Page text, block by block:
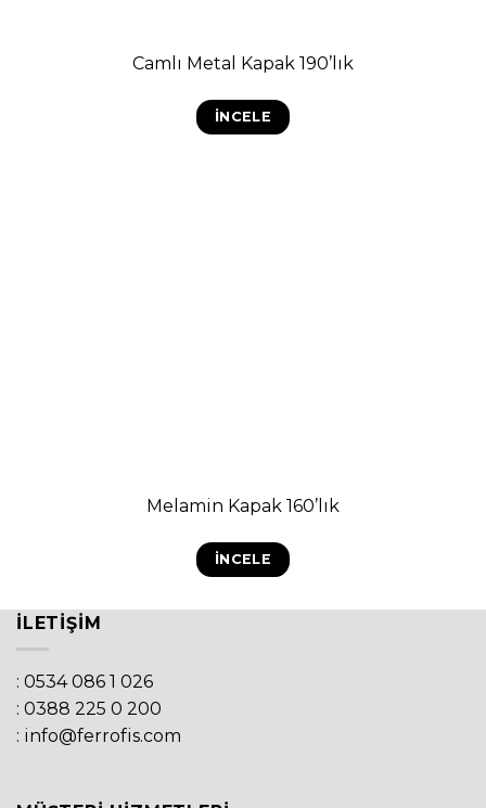
Camlı Metal Kapak 190’lık
İNCELE
Melamin Kapak 160’lık
İNCELE
İLETIŞIM
: 0534 086 1 026
: 0388 225 0 200
: info@ferrofis.com